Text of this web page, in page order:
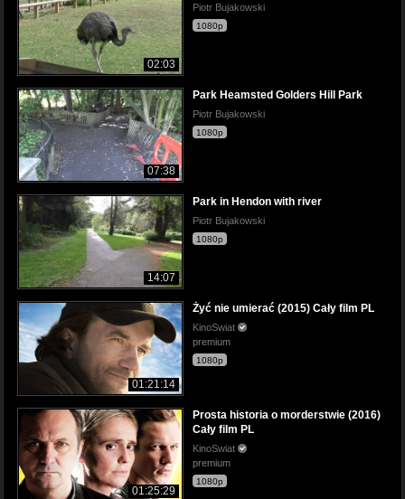
02:03
Piotr Bujakowski
1080p
07:38
Park Heamsted Golders Hill Park
Piotr Bujakowski
1080p
14:07
Park in Hendon with river
Piotr Bujakowski
1080p
01:21:14
Żyć nie umierać (2015) Cały film PL
KinoSwiat
premium
1080p
01:25:29
Prosta historia o morderstwie (2016)
Cały film PL
KinoSwiat
premium
1080p